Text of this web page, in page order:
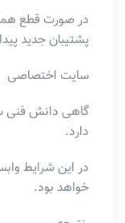
در صورت قطع
پشتیبان جدید
سایت اختصاصی
گاهی دانش فنی
دارد.
در این شرایط
خواهد بود.